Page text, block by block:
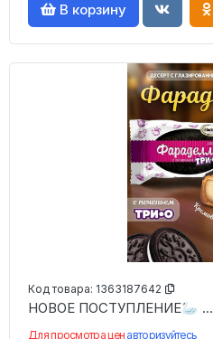
В корзину
Код товара: 1363187642
НОВОЕ ПОСТУПЛЕНИЕ🦢 ...
Для просмотра цен авторизуйтесь